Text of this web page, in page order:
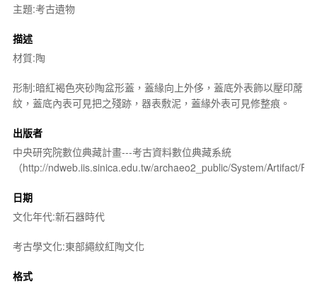
主題:考古遺物
描述
材質:陶
形制:暗紅褐色夾砂陶盆形蓋，蓋緣向上外侈，蓋底外表飾以壓印蓆
紋，蓋底內表可見把之殘跡，器表敷泥，蓋緣外表可見修整痕。
出版者
中央研究院數位典藏計畫---考古資料數位典藏系統
（http://ndweb.iis.sinica.edu.tw/archaeo2_public/System/Artifact/
日期
文化年代:新石器時代
考古學文化:東部繩紋紅陶文化
格式